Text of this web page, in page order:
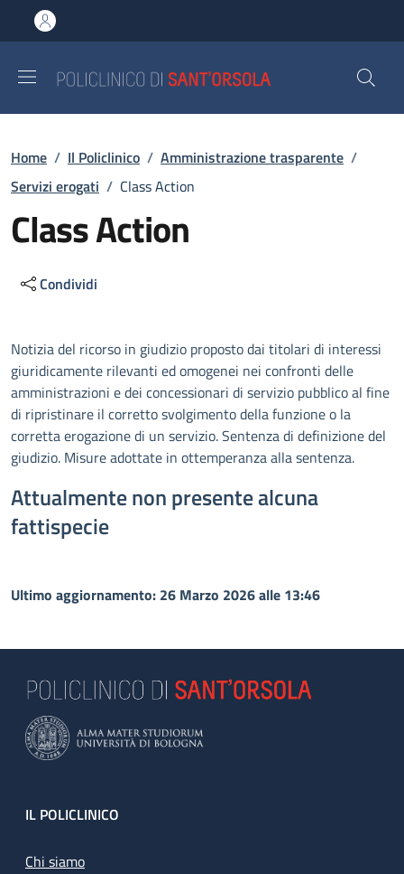
al contenuto principale
to footer content
Briciole di pane
Home / Il Policlinico / Amministrazione trasparente /
Servizi erogati / Class Action
Class Action
Condividi
Descrizione
Notizia del ricorso in giudizio proposto dai titolari di interessi
giuridicamente rilevanti ed omogenei nei confronti delle
amministrazioni e dei concessionari di servizio pubblico al fine
di ripristinare il corretto svolgimento della funzione o la
corretta erogazione di un servizio. Sentenza di definizione del
giudizio. Misure adottate in ottemperanza alla sentenza.
Attualmente non presente alcuna
fattispecie
Ultimo aggiornamento: 26 Marzo 2026 alle 13:46
Footer
IL POLICLINICO
Chi siamo